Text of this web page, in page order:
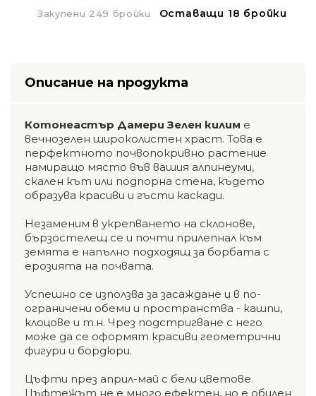
Закупени 249 бройки Оставащи 18 бройки
Описание на продукта
Котонеастър Дамери Зелен килим е
вечнозелен широколистен храст. Това е
перфектното почвопокривно растение
намиращо място във вашия алпинеуми,
скален кът или подпорна стена, където
образува красиви и гъсти каскади.
Незаменим в укрепването на склонове,
бързостелещ се и почти прилепнал към
земята е напълно подходящ за борбата с
ерозията на почвата.
Успешно се използва за засаждане и в по-
ограничени обеми и пространства - кашпи,
клоцове и т.н. Чрез подстригване с него
може да се оформят красиви геометрични
фигури и бордюри.
Цъфти през април-май с бели цветове.
Цъфтежът не е много ефектен, но е обилен